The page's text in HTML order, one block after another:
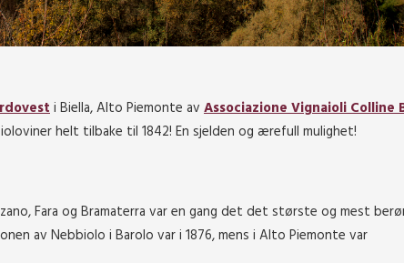
i Biella, Alto Piemonte av Associazione Vignaioli Colline
helt tilbake til 1842! En sjelden og ærefull mulighet!
Fara og Bramaterra var en gang det det største og mest
av Nebbiolo i Barolo var i 1876, mens i Alto Piemonte var